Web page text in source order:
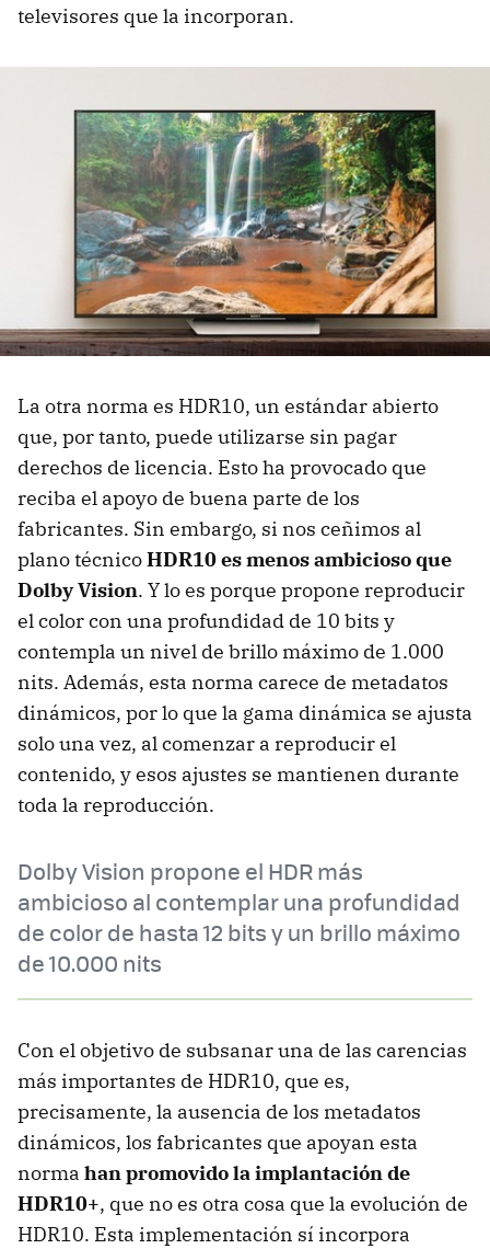
televisores que la incorporan.
La otra norma es HDR10, un estándar abierto
que, por tanto, puede utilizarse sin pagar
derechos de licencia. Esto ha provocado que
reciba el apoyo de buena parte de los
fabricantes. Sin embargo, si nos ceñimos al
plano técnicoHDR10 es menos ambicioso que
Dolby Vision. Y lo es porque propone reproducir
el color con una profundidad de 10 bits y
contempla un nivel de brillo máximo de 1.000
nits. Además, esta norma carece de metadatos
dinámicos, por lo que la gama dinámica se ajusta
solo una vez, al comenzar a reproducir el
contenido, y esos ajustes se mantienen durante
toda la reproducción.
Dolby Vision propone el HDR más
ambicioso al contemplar una profundidad
de color de hasta 12 bits y un brillo máximo
de 10.000 nits
Con el objetivo de subsanar una de las carencias
más importantes de HDR10, que es,
precisamente, la ausencia de los metadatos
dinámicos, los fabricantes que apoyan esta
norma han promovido la implantación de
HDR10+, que no es otra cosa que la evolución de
HDR10. Esta implementación sí incorpora